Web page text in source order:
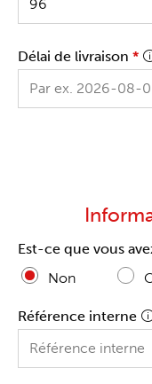
Délai de livraison *
Est-ce que vous
Non
Référence interne